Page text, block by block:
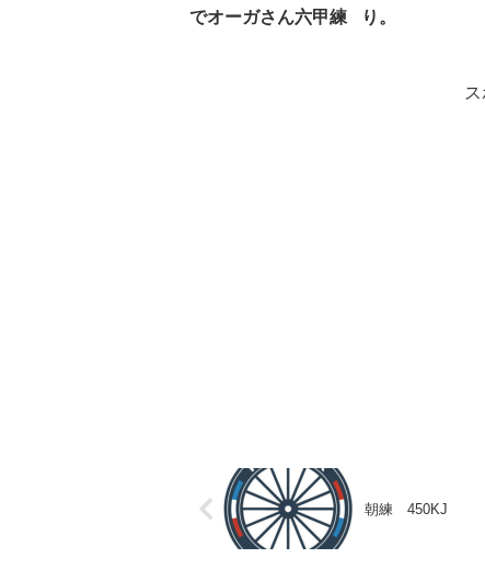
でオーガさん六甲練
り。
朝練 450KJ